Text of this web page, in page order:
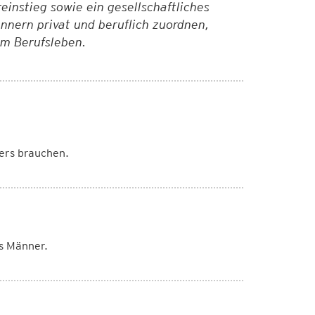
sowie ein gesellschaftliches
privat und beruflich zuordnen,
Berufsleben.
brauchen.
Männer.